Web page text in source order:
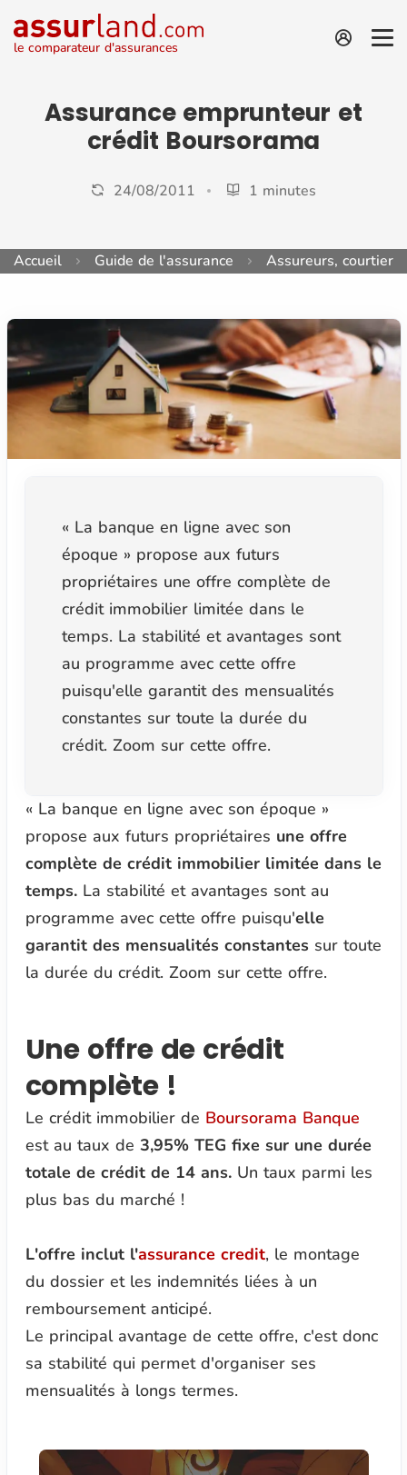
le comparateur d'assurances
Assurance emprunteur et
crédit Boursorama
24/08/2011 1 minutes
Accueil Guide de l'assurance Assureurs,
« La banque en ligne avec son
époque » propose aux futurs
propriétaires une offre complète de
crédit immobilier limitée dans le
temps. La stabilité et avantages sont
au programme avec cette offre
puisqu'elle garantit des mensualités
constantes sur toute la durée du
crédit. Zoom sur cette offre.
« La banque en ligne avec son époque »
propose aux futurs propriétaires une offre
complète de crédit immobilier limitée dans le
temps.La stabilité et avantages sont au
programme avec cette offre puisqu'elle
garantit des mensualités constantessur toute
la durée du crédit. Zoom sur cette offre.
Une offre de crédit
complète !
Le crédit immobilier de Boursorama Banque
est au taux de 3,95% TEG fixe sur une durée
totale de crédit de 14 ans.Un taux parmi les
plus bas du marché !
L'offre inclut l'assurance credit, le montage
du dossier et les indemnités liées à un
remboursement anticipé.
Le principal avantage de cette offre, c'est donc
sa stabilité qui permet d'organiser ses
mensualités à longs termes.